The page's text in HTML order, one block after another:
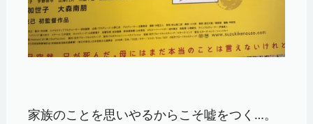
家族のことを思いやるからこそ嘘をつく…。